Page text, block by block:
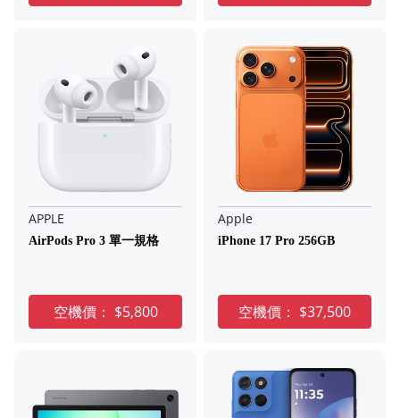
APPLE
AirPods Pro 3 單一規格
空機價： $5,800
Apple
iPhone 17 Pro 256GB
空機價： $37,500